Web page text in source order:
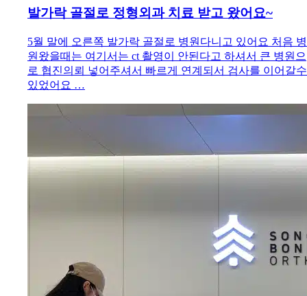
발가락 골절로 정형외과 치료 받고 왔어요~
5월 말에 오른쪽 발가락 골절로 병원다니고 있어요 처음 병
원왔을때는 여기서는 ct 촬영이 안된다고 하셔서 큰 병원으
로 협진의뢰 넣어주셔서 빠르게 연계되서 검사를 이어갈수
있었어요 …